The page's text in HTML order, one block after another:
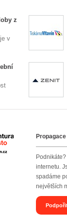
z
v
Agentura Najisto
internetu.
spadáme
největších